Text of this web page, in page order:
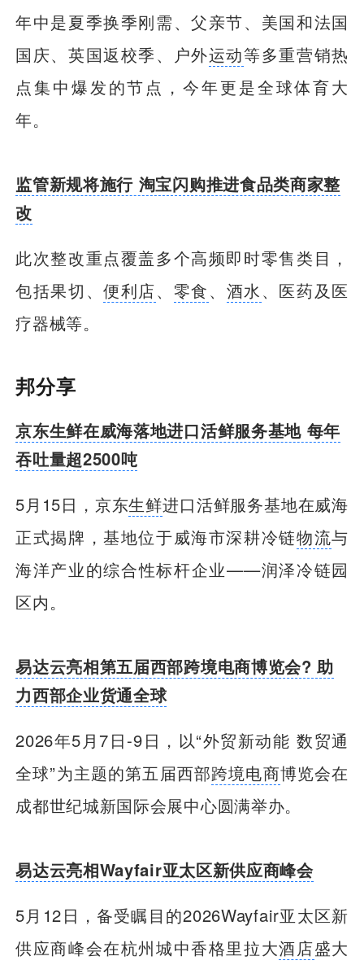
年中是夏季换季刚需、父亲节、美国和法国
国庆、英国返校季、户外运动等多重营销热
点集中爆发的节点，今年更是全球体育大
年。
监管新规将施行 淘宝闪购推进食品类商家整
改
此次整改重点覆盖多个高频即时零售类目，
包括果切、便利店、 零食、 酒水、医药及医
疗器械等。
邦分享
京东生鲜在威海落地进口活鲜服务基地 每年
吞吐量超2500吨
5月15日，京东生鲜进口活鲜服务基地在威海
正式揭牌，基地位于威海市深耕冷链物流与
海洋产业的综合性标杆企业——润泽冷链园
区内。
易达云亮相第五届西部跨境电商博览会? 助
力西部企业货通全球
2026年5月7日-9日，以“外贸新动能 数贸通
全球”为主题的第五届西部跨境电商博览会在
成都世纪城新国际会展中心圆满举办。
易达云亮相Wayfair亚太区新供应商峰会
5月12日，备受瞩目的2026Wayfair亚太区新
供应商峰会在杭州城中香格里拉大酒店盛大